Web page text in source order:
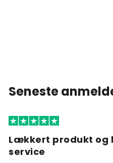
Seneste
Lækkert produkt og
service